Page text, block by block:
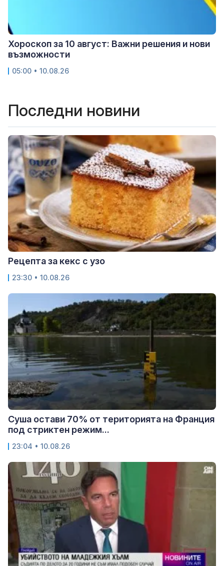
Хороскоп за 10 август: Важни решения и нови
възможности
05:00 • 10.08.26
Последни новини
Рецепта за кекс с узо
23:30 • 10.08.26
Суша остави 70% от територията на Франция
под стриктен режим...
23:04 • 10.08.26